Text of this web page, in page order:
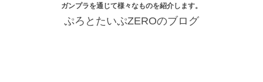
ガンプラを通じて様々なものを紹介します。
ぷろとたいぷZEROのブログ